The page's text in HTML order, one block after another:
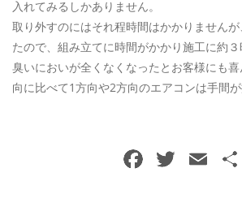
入れてみるしかありません。
取り外すのにはそれ程時間はかかりません
たので、組み立てに時間がかかり施工に約３
臭いにおいが全くなくなったとお客様にも
向に比べて1方向や2方向のエアコンは手間が
F T E